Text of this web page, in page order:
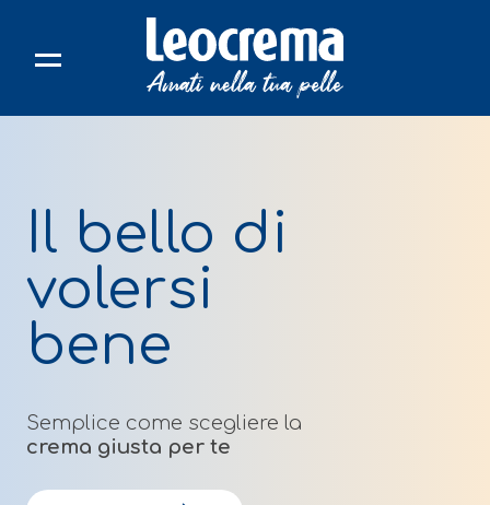
Il bello di
volersi
bene
Semplice come scegliere la
crema giusta per te